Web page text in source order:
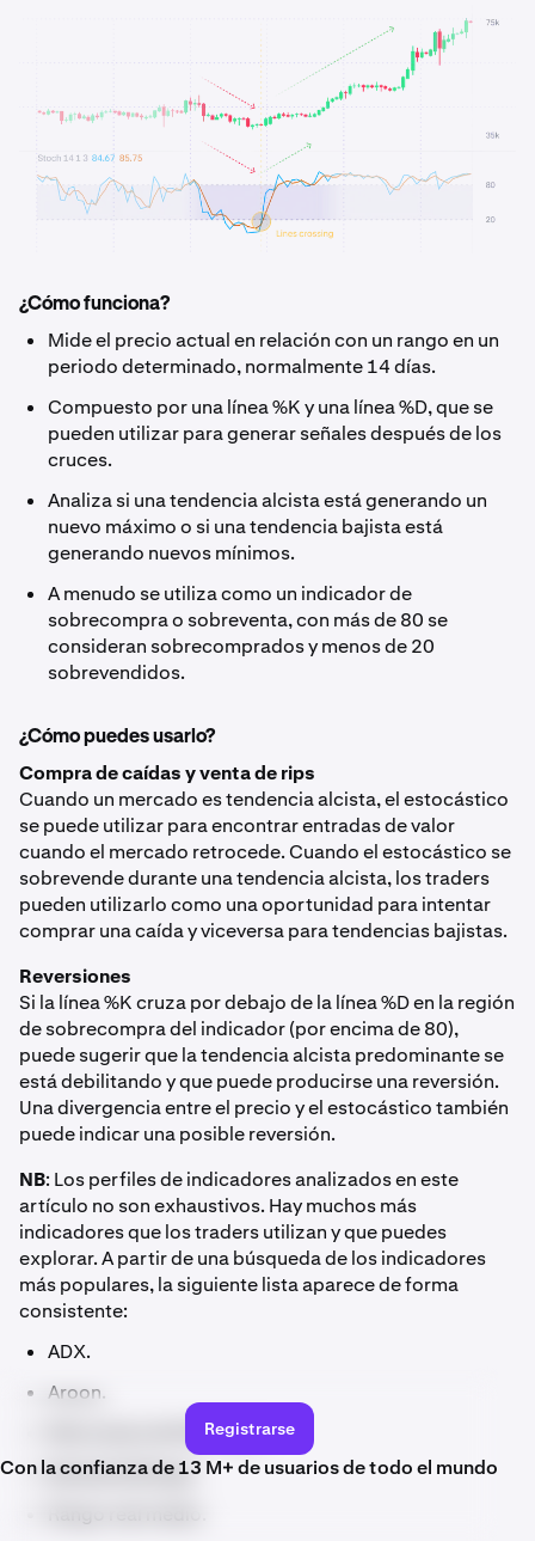
¿Cómo funciona?
Mide el precio actual en relación con un rango en un
periodo determinado, normalmente 14 días.
Compuesto por una línea %K y una línea %D, que se
pueden utilizar para generar señales después de los
cruces.
Analiza si una tendencia alcista está generando un
nuevo máximo o si una tendencia bajista está
generando nuevos mínimos.
A menudo se utiliza como un indicador de
sobrecompra o sobreventa, con más de 80 se
consideran sobrecomprados y menos de 20
sobrevendidos.
¿Cómo puedes usarlo?
Compra de caídas y venta de rips
Cuando un mercado es tendencia alcista, el estocástico
se puede utilizar para encontrar entradas de valor
cuando el mercado retrocede. Cuando el estocástico se
sobrevende durante una tendencia alcista, los traders
pueden utilizarlo como una oportunidad para intentar
comprar una caída y viceversa para tendencias bajistas.
Reversiones
Si la línea %K cruza por debajo de la línea %D en la región
de sobrecompra del indicador (por encima de 80),
puede sugerir que la tendencia alcista predominante se
está debilitando y que puede producirse una reversión.
Una divergencia entre el precio y el estocástico también
puede indicar una posible reversión.
NB: Los perfiles de indicadores analizados en este
artículo no son exhaustivos. Hay muchos más
indicadores que los traders utilizan y que puedes
explorar. A partir de una búsqueda de los indicadores
más populares, la siguiente lista aparece de forma
consistente:
ADX.
Aroon.
Retrocesos de Fibonacci.
Bandas Bollinger.
Registrarse
Con la confianza de 13 M+ de usuarios de todo el mundo